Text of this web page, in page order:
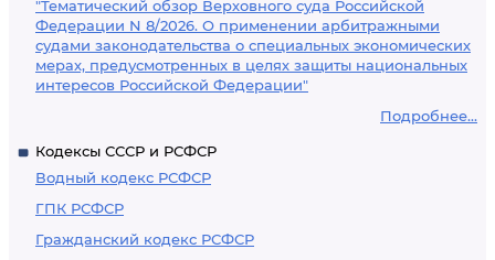
"Тематический обзор Верховного суда Российской
Федерации N 8/2026. О применении арбитражными
судами законодательства о специальных экономических
мерах, предусмотренных в целях защиты национальных
интересов Российской Федерации"
Подробнее...
Кодексы СССР и РСФСР
Водный кодекс РСФСР
ГПК РСФСР
Гражданский кодекс РСФСР